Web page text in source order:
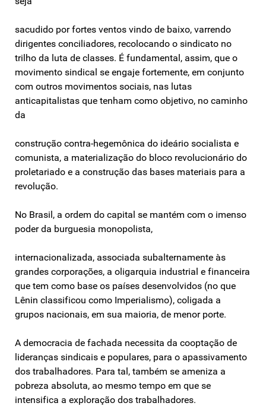
sacudido por fortes ventos vindo de baixo, varrendo
dirigentes conciliadores, recolocando o sindicato no
trilho da luta de classes. É fundamental, assim, que o
movimento sindical se engaje fortemente, em conjunto
com outros movimentos sociais, nas lutas
anticapitalistas que tenham como objetivo, no caminho
da
construção contra-hegemônica do ideário socialista e
comunista, a materialização do bloco revolucionário do
proletariado e a construção das bases materiais para a
revolução.
No Brasil, a ordem do capital se mantém com o imenso
poder da burguesia monopolista,
internacionalizada, associada subalternamente às
grandes corporações, a oligarquia industrial e financeira
que tem como base os países desenvolvidos (no que
Lênin classificou como Imperialismo), coligada a
grupos nacionais, em sua maioria, de menor porte.
A democracia de fachada necessita da cooptação de
lideranças sindicais e populares, para o apassivamento
dos trabalhadores. Para tal, também se ameniza a
pobreza absoluta, ao mesmo tempo em que se
intensifica a exploração dos trabalhadores.